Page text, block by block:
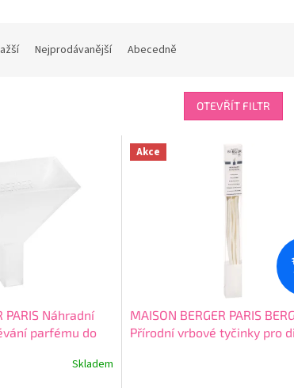
Nejprodávanější Abecedně
OTEVŘÍT FILTR
PARIS Náhradní
parfému do
Skladem
Akce
MAISON BERGER PARIS
Přírodní vrbové tyčinky pro